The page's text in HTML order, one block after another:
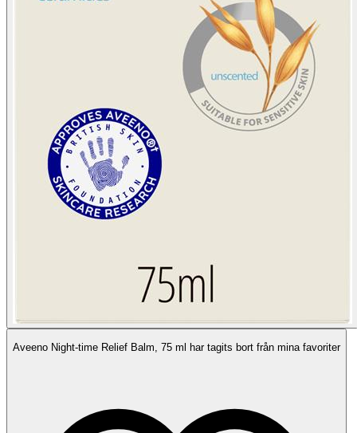
Aveeno Night-time Relief Balm, 75 ml har tagits bort från mina favoriter